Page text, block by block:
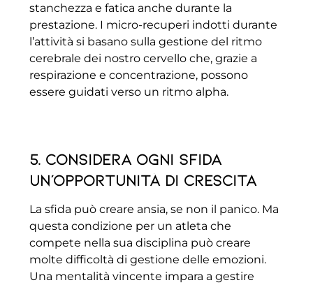
stanchezza e fatica anche durante la
prestazione. I micro-recuperi indotti durante
l’attività si basano sulla gestione del ritmo
cerebrale dei nostro cervello che, grazie a
respirazione e concentrazione, possono
essere guidati verso un ritmo alpha.
5. Considera ogni sfida
un’opportunità di crescita
La sfida può creare ansia, se non il panico. Ma
questa condizione per un atleta che
compete nella sua disciplina può creare
molte difficoltà di gestione delle emozioni.
Una mentalità vincente impara a gestire